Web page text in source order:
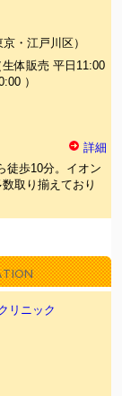
・江戸川区）
生体販売 平日11:00
）
詳細
徒歩10分。イオン
取り揃えており
リニック